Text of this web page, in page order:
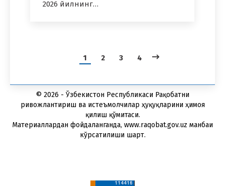
2026 йилнинг…
1 2 3 4
© 2026 - Ўзбекистон Республикаси Рақобатни
ривожлантириш ва истеъмолчилар ҳуқуқларини ҳимоя
қилиш қўмитаси.
Материаллардан фойдаланганда, www.raqobat.gov.uz манбаи
кўрсатилиши шарт.